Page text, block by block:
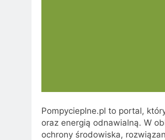
Pompycieplne.pl to portal,
oraz energią odnawialną. W
ochrony środowiska,